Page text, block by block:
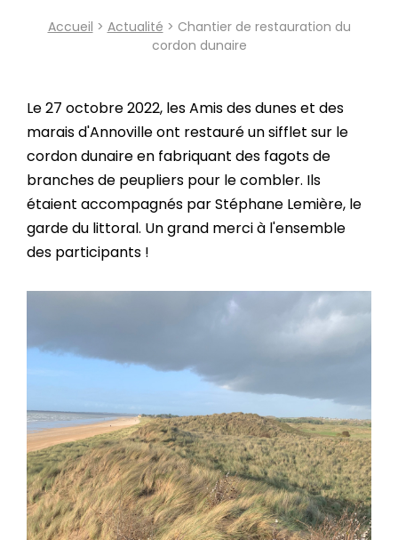
Accueil > Actualité > Chantier de restauration du
cordon dunaire
Le 27 octobre 2022, les Amis des dunes et des
marais d'Annoville ont restauré un sifflet sur le
cordon dunaire en fabriquant des fagots de
branches de peupliers pour le combler. Ils
étaient accompagnés par Stéphane Lemière, le
garde du littoral. Un grand merci à l'ensemble
des participants !